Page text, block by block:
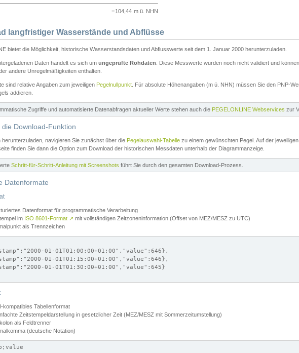
=104,44 m ü. NHN
langfristiger Wasserstände und Abflüsse
bietet die Möglichkeit, historische Wasserstandsdaten und Abflusswerte seit dem 1. Januar 2000 herunterzuladen.
Daten handelt es sich um ungeprüfte Rohdaten . Diese Messwerte wurden noch nicht validiert und
andere Unregelmäßigkeiten enthalten.
sind relative Angaben zum jeweiligen Pegelnullpunkt . Für absolute Höhenangaben (m ü. NHN) müssen Sie den PNP-
addieren.
Zugriffe und automatisierte Datenabfragen aktueller Werte stehen auch die PEGELONLINE Webservices zur
Download-Funktion
herunterzuladen, navigieren Sie zunächst über die Pegelauswahl-Tabelle zu einem gewünschten Pegel. Auf der jeweiligen
finden Sie dann die Option zum Download der historischen Messdaten unterhalb der Diagrammanzeige.
Schritt-für-Schritt-Anleitung mit Screenshots führt Sie durch den gesamten Download-Prozess.
Datenformate
Datenformat für programmatische Verarbeitung
im ISO 8601-Format ↗ mit vollständigen Zeitzoneninformation (Offset von MEZ/MESZ zu UTC)
als Trennzeichen
01-01T01:00:00+01:00","value":646},
01-01T01:15:00+01:00","value":646},
01-01T01:30:00+01:00","value":645}
kompatibles Tabellenformat
Zeitstempeldarstellung in gesetzlicher Zeit (MEZ/MESZ mit Sommerzeitumstellung)
als Feldtrenner
(deutsche Notation)